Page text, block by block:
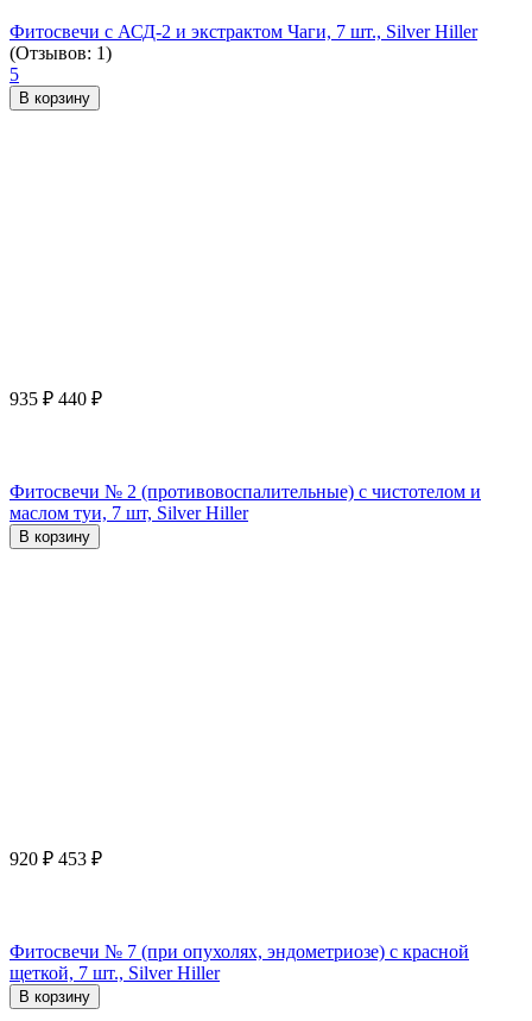
Фитосвечи с АСД-2 и экстрактом Чаги, 7 шт., Silver Hiller
(Отзывов: 1)
5
В корзину
935 ₽ 440 ₽
Фитосвечи № 2 (противовоспалительные) с чистотелом и
маслом туи, 7 шт, Silver Hiller
В корзину
920 ₽ 453 ₽
Фитосвечи № 7 (при опухолях, эндометриозе) с красной
щеткой, 7 шт., Silver Hiller
В корзину